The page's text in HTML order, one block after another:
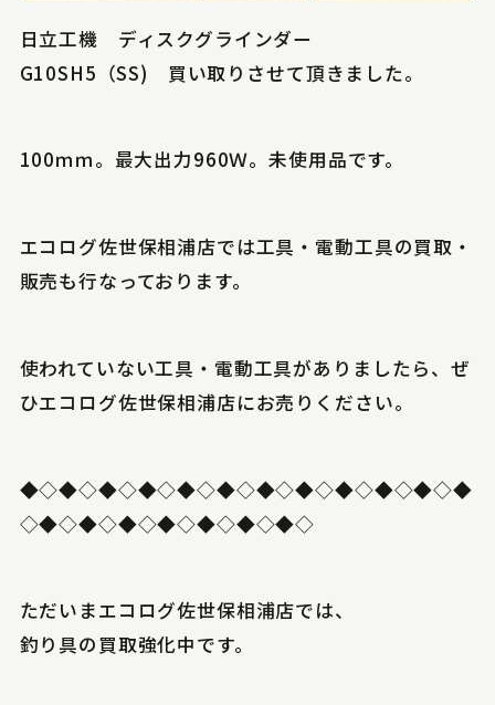
日立工機 ディスクグラインダー
G10SH5（SS) 買い取りさせて頂きました。
100ｍｍ。最大出力960Ｗ。未使用品です。
エコログ佐世保相浦店では工具・電動工具の買取・
販売も行なっております。
使われていない工具・電動工具がありましたら、ぜ
ひエコログ佐世保相浦店にお売りください。
◆◇◆◇◆◇◆◇◆◇◆◇◆◇◆◇◆◇◆◇◆◇◆
◇◆◇◆◇◆◇◆◇◆◇◆◇◆◇
ただいまエコログ佐世保相浦店では、
釣り具の買取強化中です。